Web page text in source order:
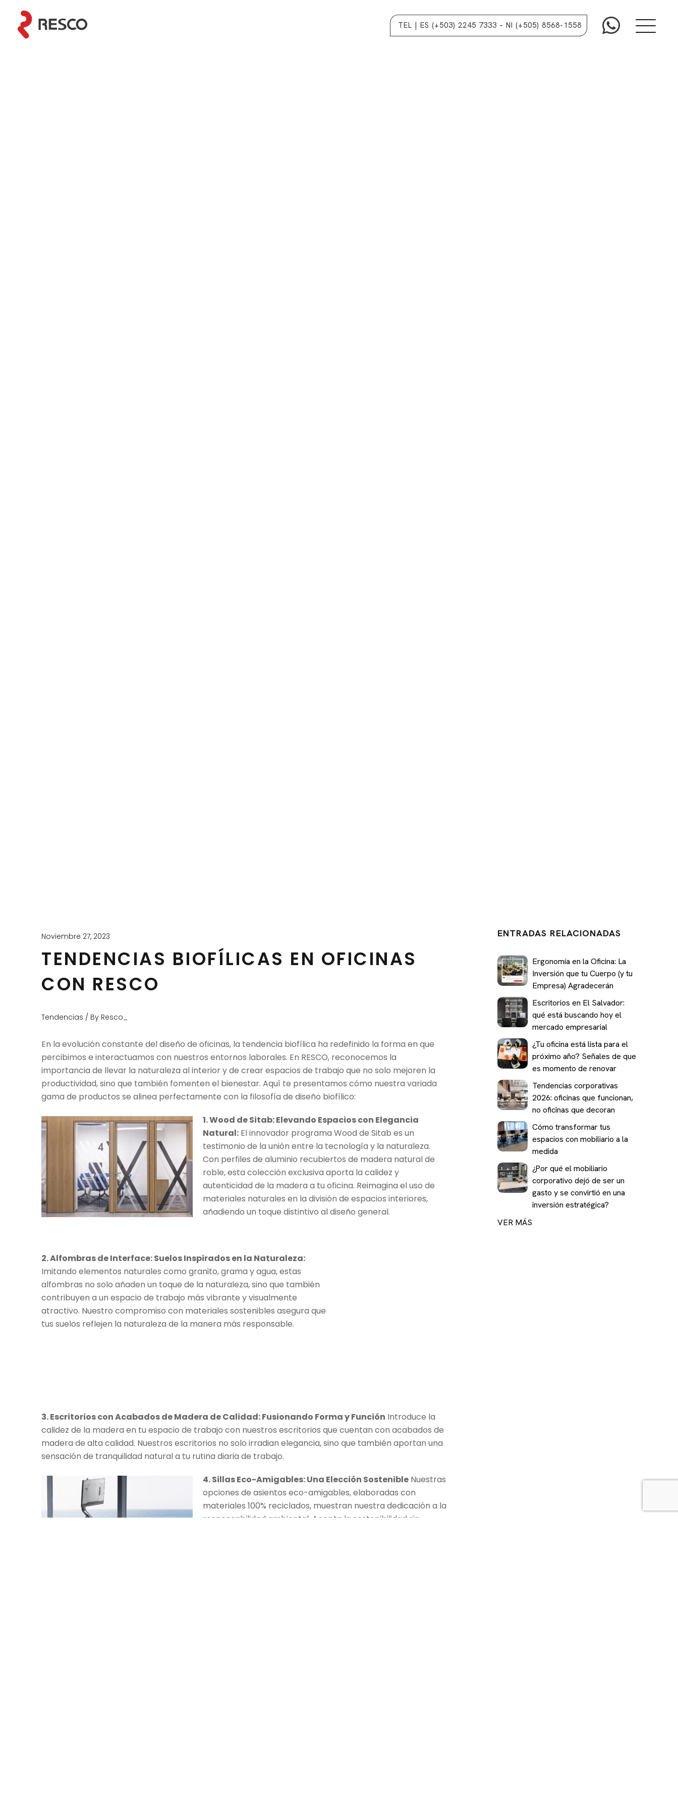
TEL | ES (+503) 2245 7333 – NI (+505) 8568-1558
Noviembre 27, 2023
TENDENCIAS BIOFÍLICAS EN OFICINAS
CON RESCO
Tendencias / By Resco_
En la evolución constante del diseño de oficinas, la tendencia biofílica ha redefinido la forma en que
percibimos e interactuamos con nuestros entornos laborales. En RESCO, reconocemos la
importancia de llevar la naturaleza al interior y de crear espacios de trabajo que no solo mejoren la
productividad, sino que también fomenten el bienestar. Aquí te presentamos cómo nuestra variada
gama de productos se alinea perfectamente con la filosofía de diseño biofílico:
1. Wood de Sitab: Elevando Espacios con Elegancia
Natural: El innovador programa Wood de Sitab es un
testimonio de la unión entre la tecnología y la naturaleza.
Con perfiles de aluminio recubiertos de madera natural de
roble, esta colección exclusiva aporta la calidez y
autenticidad de la madera a tu oficina. Reimagina el uso de
materiales naturales en la división de espacios interiores,
añadiendo un toque distintivo al diseño general.
2. Alfombras de Interface: Suelos Inspirados en la Naturaleza:
Imitando elementos naturales como granito, grama y agua, estas
alfombras no solo añaden un toque de la naturaleza, sino que también
contribuyen a un espacio de trabajo más vibrante y visualmente
atractivo. Nuestro compromiso con materiales sostenibles asegura que
tus suelos reflejen la naturaleza de la manera más responsable.
3. Escritorios con Acabados de Madera de Calidad: Fusionando Forma y Función Introduce la
calidez de la madera en tu espacio de trabajo con nuestros escritorios que cuentan con acabados de
madera de alta calidad. Nuestros escritorios no solo irradian elegancia, sino que también aportan una
sensación de tranquilidad natural a tu rutina diaria de trabajo.
4. Sillas Eco-Amigables: Una Elección Sostenible Nuestras
opciones de asientos eco-amigables, elaboradas con
materiales 100% reciclados, muestran nuestra dedicación a la
responsabilidad ambiental. Acepta la sostenibilidad sin
ENTRADAS RELACIONADAS
Ergonomía en la Oficina: La
Inversión que tu Cuerpo (y tu
Empresa) Agradecerán
Escritorios en El Salvador:
qué está buscando hoy el
mercado empresarial
¿Tu oficina está lista para el
próximo año? Señales de que
es momento de renovar
Tendencias corporativas
2026: oficinas que funcionan,
no oficinas que decoran
Cómo transformar tus
espacios con mobiliario a la
medida
¿Por qué el mobiliario
corporativo dejó de ser un
gasto y se convirtió en una
inversión estratégica?
VER MÁS